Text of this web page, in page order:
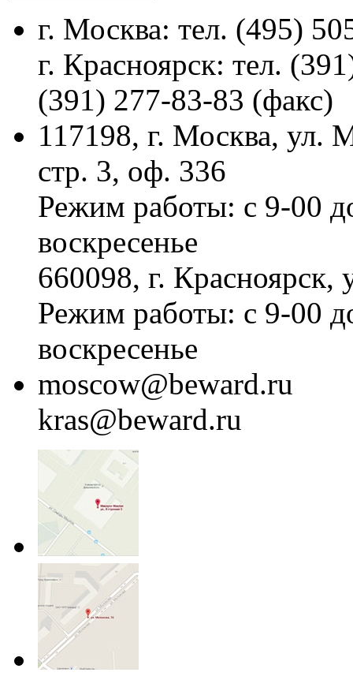
г. Москва: тел. (495)
г. Красноярск: тел.
(391) 277-83-83 (факс)
117198, г. Москва, ул.
стр. 3, оф. 336
Режим работы: с 9-00
воскресенье
660098, г.
Режим работы: с 9-00
воскресенье
moscow@beward.ru
kras@beward.ru